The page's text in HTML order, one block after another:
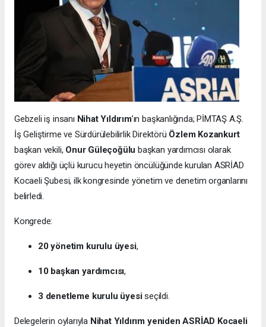
Gebzeli iş insanı Nihat Yıldırım’ın başkanlığında; PİMTAŞ A.Ş.
İş Geliştirme ve Sürdürülebilirlik Direktörü Özlem Kozankurt
başkan vekili, Onur Güleçoğülu başkan yardımcısı olarak
görev aldığı üçlü kurucu heyetin öncülüğünde kurulan ASRİAD
Kocaeli Şubesi, ilk kongresinde yönetim ve denetim organlarını
belirledi.
Kongrede:
20 yönetim kurulu üyesi,
10 başkan yardımcısı,
3 denetleme kurulu üyesiseçildi.
Delegelerin oylarıyla Nihat Yıldırım yeniden ASRİAD Kocaeli